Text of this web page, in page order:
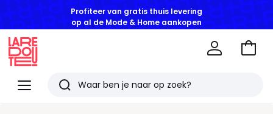
Profiteer van gratis thuis levering
op al de Mode & Home aankopen
Menu
Redoute
Zoeken
Naar